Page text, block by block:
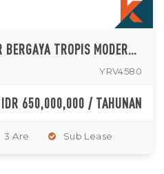
VILLA TIGA KAMAR TIDUR BERGAYA TROPIS MODERN DENGAN AREA TERTUTUP PRIBADI DI BATU BOLONG
YRV4580
IDR 650,000,000 / TAHUNAN
3 Are Sub Lease